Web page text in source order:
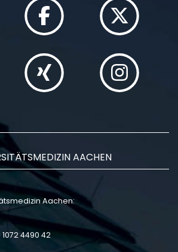
AACHEN
Aachen:
1072 4490 42